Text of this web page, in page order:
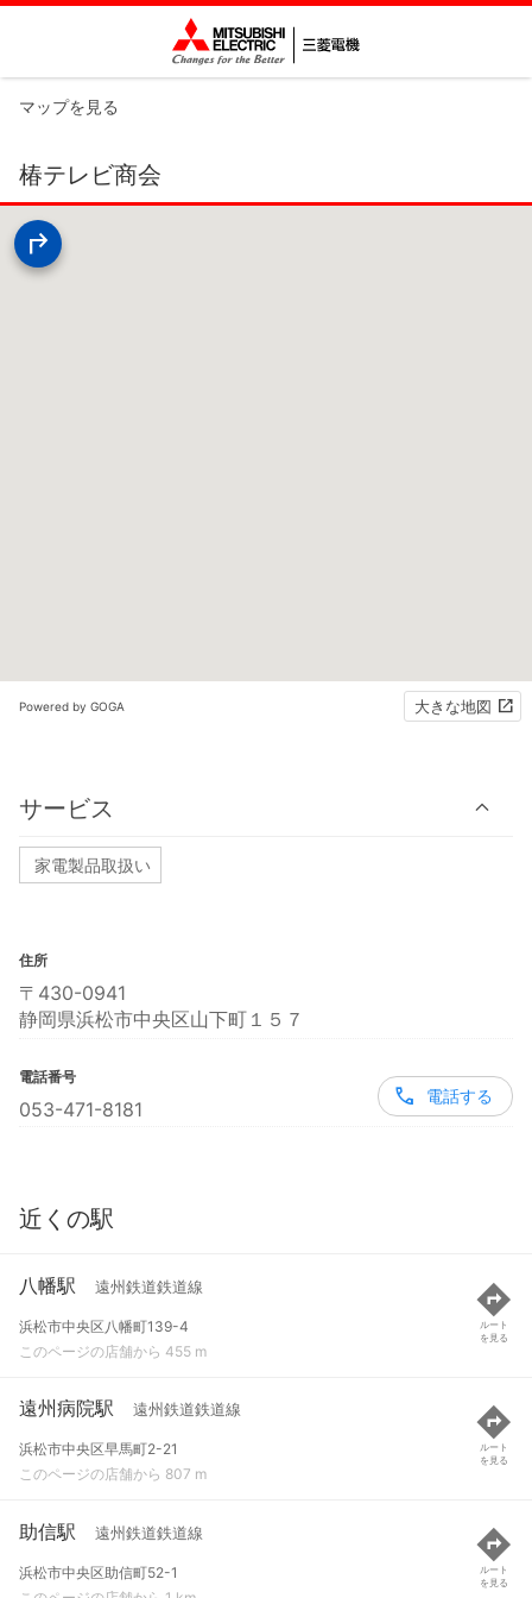
マップを見る
椿テレビ商会
Powered by GOGA 大きな地図
サービス
家電製品取扱い
住所
〒430-0941
静岡県浜松市中央区山下町１５７
電話番号
053-471-8181
電話する
近くの駅
八幡駅 遠州鉄道鉄道線
浜松市中央区八幡町139-4
このページの店舗から 455 m
ルート
を見る
遠州病院駅 遠州鉄道鉄道線
浜松市中央区早馬町2-21
このページの店舗から 807 m
ルート
を見る
助信駅 遠州鉄道鉄道線
浜松市中央区助信町52-1
ルート
を見る